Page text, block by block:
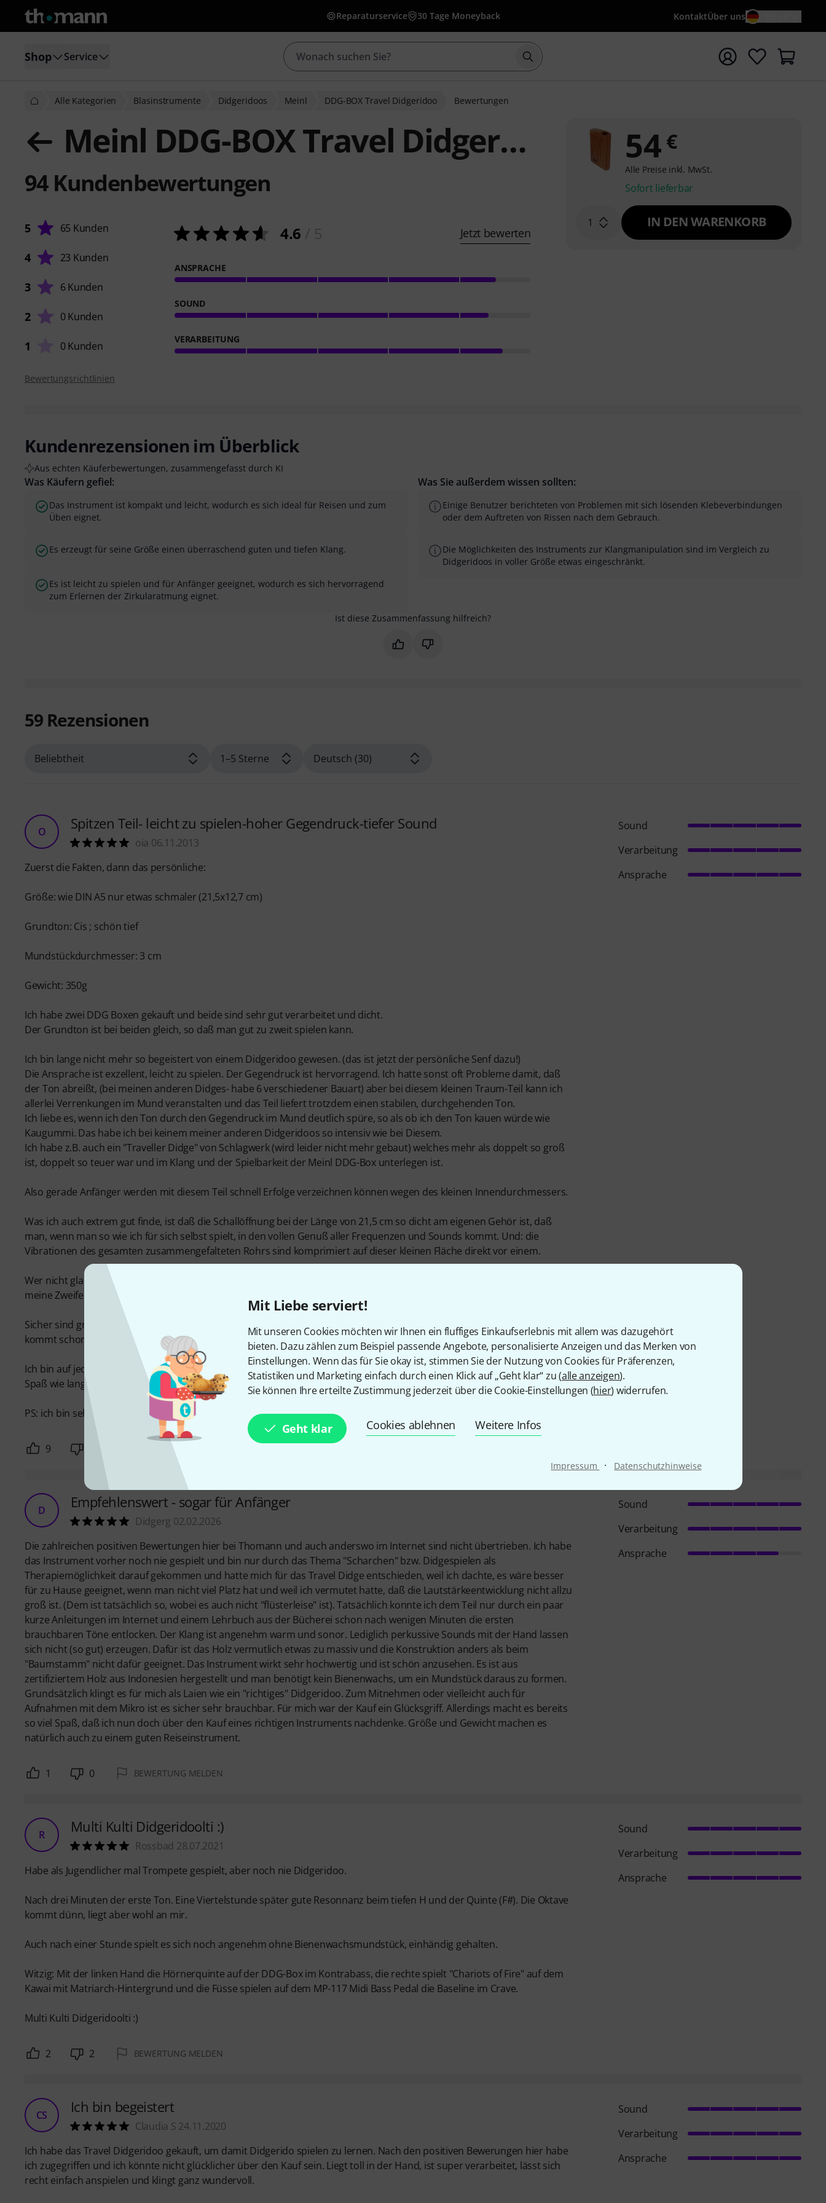
Mit Liebe serviert!
Mit unseren Cookies möchten wir Ihnen ein fluffiges Einkaufserlebnis mit allem was dazugehört
bieten. Dazu zählen zum Beispiel passende Angebote, personalisierte Anzeigen und das Merken von
Einstellungen. Wenn das für Sie okay ist, stimmen Sie der Nutzung von Cookies für Präferenzen,
Statistiken und Marketing einfach durch einen Klick auf „Geht klar“ zu (alle anzeigen).
Sie können Ihre erteilte Zustimmung jederzeit über die Cookie-Einstellungen (hier) widerrufen.
Geht klar Cookies ablehnen Weitere Infos
Impressum · Datenschutzhinweise
Reparaturservice 30 Tage Moneyback KontaktÜber uns
Shop Service Suche mit Suchwort {searchTerm} starten
Alle Kategorien Blasinstrumente Didgeridoos Meinl DDG-BOX Travel Didgeridoo Bewertungen
Meinl DDG-BOX Travel Didgeridoo
94Kundenbewertungen
5 65 Kunden
4 23 Kunden
3 6 Kunden
2 0 Kunden
1 0 Kunden
4.6 Jetzt bewerten
ANSPRACHE
SOUND
VERARBEITUNG
Bewertungsrichtlinien
54 €
Alle Preise inkl. MwSt.
Sofort lieferbar
1 IN DEN WARENKORB
Kundenrezensionen im Überblick
Aus echten Käuferbewertungen, zusammengefasst durch KI
Was Käufern gefiel:
Das Instrument ist kompakt und leicht, wodurch es sich ideal für Reisen und zum
Üben eignet.
Es erzeugt für seine Größe einen überraschend guten und tiefen Klang.
Es ist leicht zu spielen und für Anfänger geeignet, wodurch es sich hervorragend
zum Erlernen der Zirkularatmung eignet.
Was Sie außerdem wissen sollten:
Einige Benutzer berichteten von Problemen mit sich lösenden Klebeverbindungen
oder dem Auftreten von Rissen nach dem Gebrauch.
Die Möglichkeiten des Instruments zur Klangmanipulation sind im Vergleich zu
Didgeridoos in voller Größe etwas eingeschränkt.
Ist diese Zusammenfassung hilfreich?
Markieren Sie diese Zusammenfassung als hilfreich
Markieren Sie diese Zusammenfassung als nicht hilfreich
59 Rezensionen
O Spitzen Teil- leicht zu spielen-hoher Gegendruck-tiefer Sound
oia 06.11.2013
Zuerst die Fakten, dann das persönliche:
Größe: wie DIN A5 nur etwas schmaler (21,5x12,7 cm)
Grundton: Cis ; schön tief
Mundstückdurchmesser: 3 cm
Gewicht: 350g
Ich habe zwei DDG Boxen gekauft und beide sind sehr gut verarbeitet und dicht.
Der Grundton ist bei beiden gleich, so daß man gut zu zweit spielen kann.
Ich bin lange nicht mehr so begeistert von einem Didgeridoo gewesen. (das ist jetzt der persönliche Senf dazu!)
Die Ansprache ist exzellent, leicht zu spielen. Der Gegendruck ist hervorragend. Ich hatte sonst oft Probleme damit, daß
der Ton abreißt, (bei meinen anderen Didges- habe 6 verschiedener Bauart) aber bei diesem kleinen Traum-Teil kann ich
allerlei Verrenkungen im Mund veranstalten und das Teil liefert trotzdem einen stabilen, durchgehenden Ton.
Ich liebe es, wenn ich den Ton durch den Gegendruck im Mund deutlich spüre, so als ob ich den Ton kauen würde wie
Kaugummi. Das habe ich bei keinem meiner anderen Didgeridoos so intensiv wie bei Diesem.
Ich habe z.B. auch ein "Traveller Didge" von Schlagwerk (wird leider nicht mehr gebaut) welches mehr als doppelt so groß
ist, doppelt so teuer war und im Klang und der Spielbarkeit der Meinl DDG-Box unterlegen ist.
Also gerade Anfänger werden mit diesem Teil schnell Erfolge verzeichnen können wegen des kleinen Innendurchmessers.
Was ich auch extrem gut finde, ist daß die Schallöffnung bei der Länge von 21,5 cm so dicht am eigenen Gehör ist, daß
man, wenn man so wie ich für sich selbst spielt, in den vollen Genuß aller Frequenzen und Sounds kommt. Und: die
Vibrationen des gesamten zusammengefalteten Rohrs sind komprimiert auf dieser kleinen Fläche direkt vor einem.
Wer nicht glauben will, daß aus so einem winzigen Teil ein echt fetter Didge Sound kommt (ich hatte da vorher auch so
meine Zweifel) kann sich auf Youtube in einigen teiweise sehr guten Videos davon überzeugen, daß dem aber so ist!
Sicher sind größere Exemplare lauter, aber wenn man im kleineren Kreis oder nur für sich selbst spielt ist das was da raus
kommt schon echt unglaublich.
Ich bin auf jeden Fall absolut begeistert und gebe das Ding nicht mehr her. Damit macht mir Didgeridoo spielen wieder
Spaß wie lange nicht mehr. (der Reim war keine Absicht-sorry)
PS: ich bin sehr sehr zurückhaltend bei der Vergabe von 5 Sternen, aber hier weiß ich nicht, was noch besser ginge.
Sound
Verarbeitung
Ansprache
9 BEWERTUNG MELDEN
D Empfehlenswert - sogar für Anfänger
Didgerg 02.02.2026
Die zahlreichen positiven Bewertungen hier bei Thomann und auch anderswo im Internet sind nicht übertrieben. Ich habe
das Instrument vorher noch nie gespielt und bin nur durch das Thema "Scharchen" bzw. Didgespielen als
Therapiemöglichkeit darauf gekommen und hatte mich für das Travel Didge entschieden, weil ich dachte, es wäre besser
für zu Hause geeignet, wenn man nicht viel Platz hat und weil ich vermutet hatte, daß die Lautstärkeentwicklung nicht allzu
groß ist. (Dem ist tatsächlich so, wobei es auch nicht "flüsterleise" ist). Tatsächlich konnte ich dem Teil nur durch ein paar
kurze Anleitungen im Internet und einem Lehrbuch aus der Bücherei schon nach wenigen Minuten die ersten
brauchbaren Töne entlocken. Der Klang ist angenehm warm und sonor. Lediglich perkussive Sounds mit der Hand lassen
sich nicht (so gut) erzeugen. Dafür ist das Holz vermutlich etwas zu massiv und die Konstruktion anders als beim
"Baumstamm" nicht dafür geeignet. Das Instrument wirkt sehr hochwertig und ist schön anzusehen. Es ist aus
zertifiziertem Holz aus Indonesien hergestellt und man benötigt kein Bienenwachs, um ein Mundstück daraus zu formen.
Grundsätzlich klingt es für mich als Laien wie ein "richtiges" Didgeridoo. Zum Mitnehmen oder vielleicht auch für
Aufnahmen mit dem Mikro ist es sicher sehr brauchbar. Für mich war der Kauf ein Glücksgriff. Allerdings macht es bereits
so viel Spaß, daß ich nun doch über den Kauf eines richtigen Instruments nachdenke. Größe und Gewicht machen es
natürlich auch zu einem guten Reiseinstrument.
Sound
Verarbeitung
Ansprache
1 0 BEWERTUNG MELDEN
R Multi Kulti Didgeridoolti :)
Rossbad 28.07.2021
Habe als Jugendlicher mal Trompete gespielt, aber noch nie Didgeridoo.
Nach drei Minuten der erste Ton. Eine Viertelstunde später gute Resonnanz beim tiefen H und der Quinte (F#). Die Oktave
kommt dünn, liegt aber wohl an mir.
Auch nach einer Stunde spielt es sich noch angenehm ohne Bienenwachsmundstück, einhändig gehalten.
Witzig: Mit der linken Hand die Hörnerquinte auf der DDG-Box im Kontrabass, die rechte spielt "Chariots of Fire" auf dem
Kawai mit Matriarch-Hintergrund und die Füsse spielen auf dem MP-117 Midi Bass Pedal die Baseline im Crave.
Multi Kulti Didgeridoolti :)
Sound
Verarbeitung
Ansprache
2 2 BEWERTUNG MELDEN
CS Ich bin begeistert
Claudia S 24.11.2020
Ich habe das Travel Didgeridoo gekauft, um damit Didgerido spielen zu lernen. Nach den positiven Bewerungen hier habe
ich zugegriffen und ich könnte nicht glücklicher über den Kauf sein. Liegt toll in der Hand, ist super verarbeitet, lässt sich
recht einfach anspielen und klingt ganz wundervoll.
Sound
Verarbeitung
Ansprache